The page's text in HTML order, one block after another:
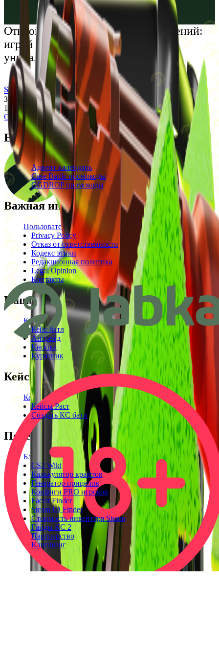
Українська
Открой мир премиальных развлечений:
играй честно и наслаждайся
уникальными впечатлениями
support@cs-wiki.org
Заходя на этот сайт, вы подтверждаете, что вам исполнилось
18 лет. Проблемы с азартными играми?
Обратится за помощью
Ежедневные бонусы
Свежие промокоды
Адвент календарь
Case Battle промокоды
GGDROP промокоды
Важная информация
Пользовательское соглашение
Privacy Policy
Отказ от ответственности
Кодекс этики
Редакционная политика
Legal Opinion
Контакты
Наши режимы
Кейсы
Кейс батл
Апгрейд
Кнопка
Курятник
Кейсы
Кейсы КС2
Кейсы Раст
Создать КС батл
Полезное
Блог
CS2 Wiki
Калькулятор крафтов
Генератор прицелов
Конфиги PRO игроков
Faceit Finder
Steam ID Finder
Стоимость инвентаря Steam
Гайды КС 2
Партнерство
Клиппинг